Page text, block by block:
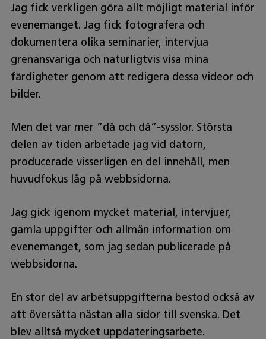
Jag fick verkligen göra allt möjligt material inför
evenemanget. Jag fick fotografera och
dokumentera olika seminarier, intervjua
grenansvariga och naturligtvis visa mina
färdigheter genom att redigera dessa videor och
bilder.
Men det var mer ”då och då”-sysslor. Största
delen av tiden arbetade jag vid datorn,
producerade visserligen en del innehåll, men
huvudfokus låg på webbsidorna.
Jag gick igenom mycket material, intervjuer,
gamla uppgifter och allmän information om
evenemanget, som jag sedan publicerade på
webbsidorna.
En stor del av arbetsuppgifterna bestod också av
att översätta nästan alla sidor till svenska. Det
blev alltså mycket uppdateringsarbete.